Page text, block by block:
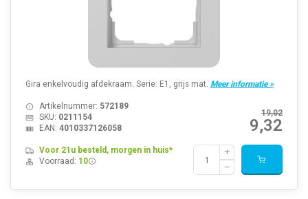
Gira enkelvoudig afdekraam. Serie: E1, grijs mat. Meer informatie »
19,02
9,32
Artikelnummer: 572189
SKU: 0211154
EAN: 4010337126058
Voor 21u besteld, morgen in huis*
Voorraad: 10